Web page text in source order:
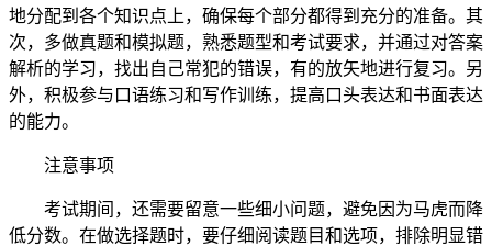
地分配到各个知识点上，确保每个部分都得到充分的准备。其
次，多做真题和模拟题，熟悉题型和考试要求，并通过对答案
解析的学习，找出自己常犯的错误，有的放矢地进行复习。另
外，积极参与口语练习和写作训练，提高口头表达和书面表达
的能力。
注意事项
考试期间，还需要留意一些细小问题，避免因为马虎而降
低分数。在做选择题时，要仔细阅读题目和选项，排除明显错